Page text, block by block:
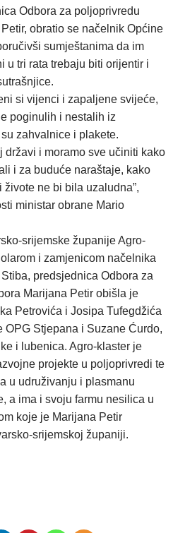
Odbora za poljoprivredu
obratio se načelnik Općine
sumještanima da im
u tri rata trebaju biti orijentir i
si vijenci i zapaljene svijeće,
poginulih i nestalih iz
zahvalnice i plakete.
državi i moramo sve učiniti kako
i za buduće naraštaje, kako
ne bi bila uzaludna”,
ministar obrane Mario
srijemske županije Agro-
i zamjenicom načelnika
predsjednica Odbora za
Marijana Petir obišla je
Petrovića i Josipa Tufegdžića
OPG Stjepana i Suzane Ćurdo,
i lubenica. Agro-klaster je
projekte u poljoprivredi te
u udruživanju i plasmanu
a ima i svoju farmu nesilica u
koje je Marijana Petir
srijemskoj županiji.